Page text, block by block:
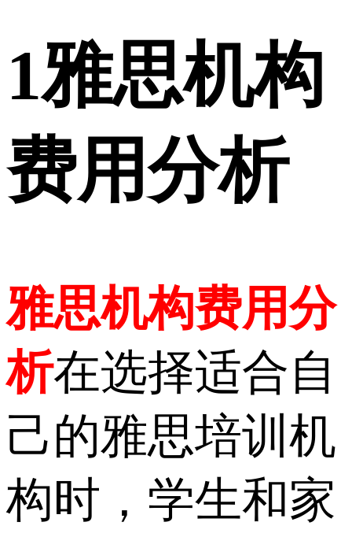
1雅思机构
费用分析
雅思机构费用分
析在选择适合自
己的雅思培训机
构时，学生和家